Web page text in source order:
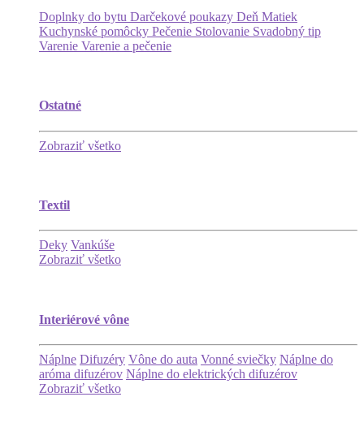
Doplnky do bytu Darčekové poukazy Deň Matiek
Kuchynské pomôcky Pečenie Stolovanie Svadobný tip
Varenie Varenie a pečenie
Ostatné
Zobraziť všetko
Textil
Deky Vankúše
Zobraziť všetko
Interiérové vône
Náplne Difuzéry Vône do auta Vonné sviečky Náplne do
aróma difuzérov Náplne do elektrických difuzérov
Zobraziť všetko